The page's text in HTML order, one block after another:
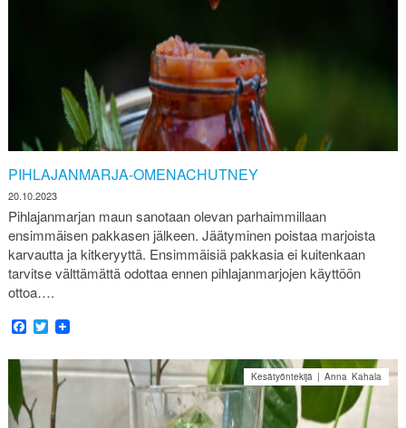
PIHLAJANMARJA-OMENACHUTNEY
20.10.2023
Pihlajanmarjan maun sanotaan olevan parhaimmillaan
ensimmäisen pakkasen jälkeen. Jäätyminen poistaa marjoista
karvautta ja kitkeryyttä. Ensimmäisiä pakkasia ei kuitenkaan
tarvitse välttämättä odottaa ennen pihlajanmarjojen käyttöön
ottoa….
Facebook
Twitter
Kesätyöntekijä | Anna Kahala